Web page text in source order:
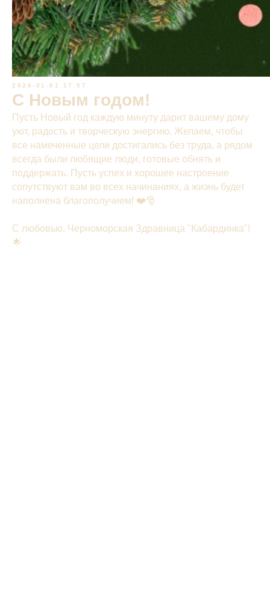
2026-01-01 17:57
С Новым годом!
Пусть Новый год каждую минуту дарит вашему дому
уют, радость и творческую энергию. Желаем, чтобы
все намеченные цели достигались без труда, а рядом
всегда были любящие люди, готовые обнять и
поддержать. Пусть успех и хорошее настроение
сопутствуют вам во всех начинаниях, а жизнь будет
наполнена благополучием! ❤️🎅
С любовью, Черноморская Здравница "Кабардинка"!
🌟